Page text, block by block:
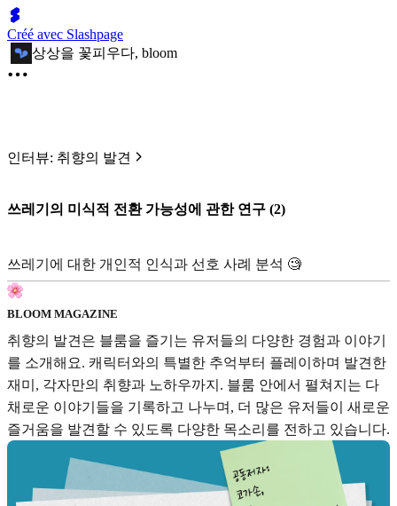
Créé avec Slashpage
상상을 꽃피우다, bloom
인터뷰: 취향의 발견
쓰레기의 미식적 전환 가능성에 관한 연구 (2)
쓰레기에 대한 개인적 인식과 선호 사례 분석 🧐
BLOOM MAGAZINE
취향의 발견은 블룸을 즐기는 유저들의 다양한 경험과 이야기
를 소개해요. 캐릭터와의 특별한 추억부터 플레이하며 발견한
재미, 각자만의 취향과 노하우까지. 블룸 안에서 펼쳐지는 다
채로운 이야기들을 기록하고 나누며, 더 많은 유저들이 새로운
즐거움을 발견할 수 있도록 다양한 목소리를 전하고 있습니다.